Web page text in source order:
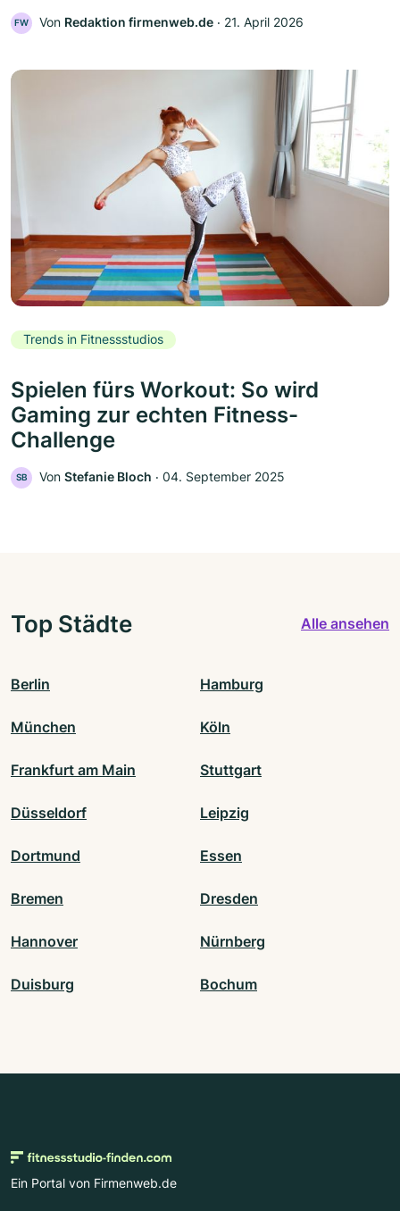
FW Von Redaktion firmenweb.de ‧ 21. April 2026
Trends in Fitnessstudios
Spielen fürs Workout: So wird
Gaming zur echten Fitness-
Challenge
SB Von Stefanie Bloch ‧ 04. September 2025
Top Städte Alle ansehen
Berlin Hamburg
München Köln
Frankfurt am Main Stuttgart
Düsseldorf Leipzig
Dortmund Essen
Bremen Dresden
Hannover Nürnberg
Duisburg Bochum
Ein Portal von Firmenweb.de